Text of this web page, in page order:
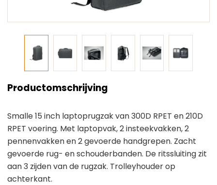
Productomschrijving
Smalle 15 inch laptoprugzak van 300D RPET en 210D
RPET voering. Met laptopvak, 2 insteekvakken, 2
pennenvakken en 2 gevoerde handgrepen. Zacht
gevoerde rug- en schouderbanden. De ritssluiting zit
aan 3 zijden van de rugzak. Trolleyhouder op
achterkant.